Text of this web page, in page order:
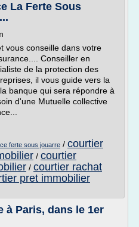
La Ferte Sous
vous conseille dans votre
Conseiller en
de la protection des
il vous guide vers la
banque qui sera répondre à
d'une Mutuelle collective
ferte sous jouarre / courtier
/ courtier
/ courtier rachat
pret immobilier
à Paris, dans le 1er